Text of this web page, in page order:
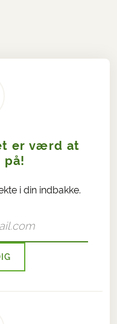
er værd at
på!
i din indbakke.